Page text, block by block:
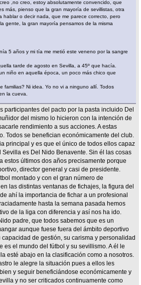
,no creo, estoy absolutamente convencido, que
más, pienso que la gran mayoría de sevillistas, otra
hablar o decir nada, que me parece correcto, pero
gente, la gran mayoría pensamos de la misma
5 años y mi tía me metió este veneno por la sangre
tarde de agosto en Sevilla, a 45º que hacía.
niño en aquella época, un poco más chico que
familias? Ni idea. Yo no vi a ninguno allí. Todos
la cueva.
participantes del pacto por la pasta incluido Del
del mismo lo hicieron con la intención de
rendimiento a sus acciones. A estas
Todos se benefician económicamente del club.
principal y es que el único de todos ellos capaz
es Del Nido Benavente. Sin él las cosas
estos últimos dos años precisamente porque
director general y casi de presidente.
montado y con el gran número de
las distintas ventanas de fichajes, la figura del
ahí la importancia de fichar a un profesional
hasta la semana pasada hemos
de la liga con diferencia y así nos ha ido.
padre, que todos sabemos que es un
aunque fuese fuera del ámbito deportivo
de gestión, su carisma y personalidad
es el mundo del fútbol y su sevillismo. A él le
esté abajo en la clasificación como a nosotros.
le alegre la situación pues a ellos les
y seguir beneficiándose económicamente y
y no ser criticados continuamente como